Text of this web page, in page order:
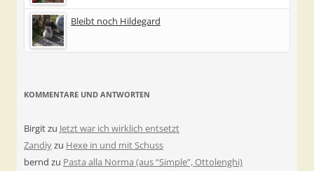
Bleibt noch Hildegard
KOMMENTARE UND ANTWORTEN
Birgitzu Jetzt war ich wirklich entsetzt
Zandiyzu Hexe in und mit Schuss
bernd zu Pasta alla Norma (aus “Simple”, Ottolenghi)